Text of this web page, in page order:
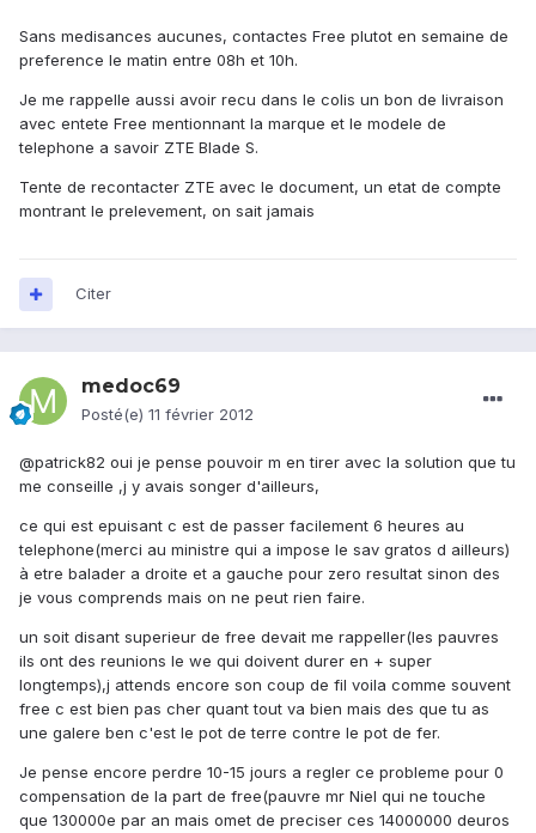
Sans medisances aucunes, contactes Free plutot en semaine de
preference le matin entre 08h et 10h.
Je me rappelle aussi avoir recu dans le colis un bon de livraison
avec entete Free mentionnant la marque et le modele de
telephone a savoir ZTE Blade S.
Tente de recontacter ZTE avec le document, un etat de compte
montrant le prelevement, on sait jamais
Citer
medoc69
Posté(e) 11 février 2012
@patrick82 oui je pense pouvoir m en tirer avec la solution que tu
me conseille ,j y avais songer d'ailleurs,
ce qui est epuisant c est de passer facilement 6 heures au
telephone(merci au ministre qui a impose le sav gratos d ailleurs)
à etre balader a droite et a gauche pour zero resultat sinon des
je vous comprends mais on ne peut rien faire.
un soit disant superieur de free devait me rappeller(les pauvres
ils ont des reunions le we qui doivent durer en + super
longtemps),j attends encore son coup de fil voila comme souvent
free c est bien pas cher quant tout va bien mais des que tu as
une galere ben c'est le pot de terre contre le pot de fer.
Je pense encore perdre 10-15 jours a regler ce probleme pour 0
compensation de la part de free(pauvre mr Niel qui ne touche
que 130000e par an mais omet de preciser ces 14000000 deuros